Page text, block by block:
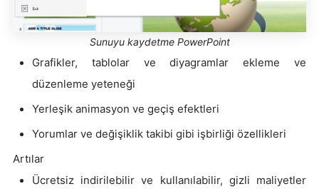
Sunuyu kaydetme PowerPoint
Grafikler, tablolar ve diyagramlar ekleme ve
düzenleme yeteneği
Yerleşik animasyon ve geçiş efektleri
Yorumlar ve değişiklik takibi gibi işbirliği özellikleri
Artılar
Ücretsiz indirilebilir ve kullanılabilir, gizli maliyetler